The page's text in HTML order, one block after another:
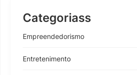
Categoriass
Empreendedorismo
Entretenimento